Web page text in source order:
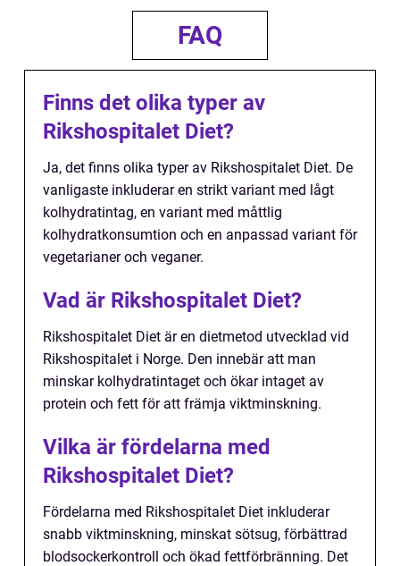
FAQ
Finns det olika typer av
Rikshospitalet Diet?
Ja, det finns olika typer av Rikshospitalet Diet. De
vanligaste inkluderar en strikt variant med lågt
kolhydratintag, en variant med måttlig
kolhydratkonsumtion och en anpassad variant för
vegetarianer och veganer.
Vad är Rikshospitalet Diet?
Rikshospitalet Diet är en dietmetod utvecklad vid
Rikshospitalet i Norge. Den innebär att man
minskar kolhydratintaget och ökar intaget av
protein och fett för att främja viktminskning.
Vilka är fördelarna med
Rikshospitalet Diet?
Fördelarna med Rikshospitalet Diet inkluderar
snabb viktminskning, minskat sötsug, förbättrad
blodsockerkontroll och ökad fettförbränning. Det